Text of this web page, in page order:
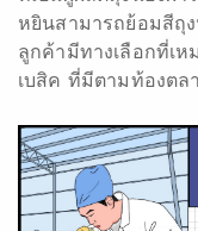
หยินสามารถย้อมสีถุ
ลูกค้ามีทางเลือกที่เห
เบสิค ที่มีตามท้องตล